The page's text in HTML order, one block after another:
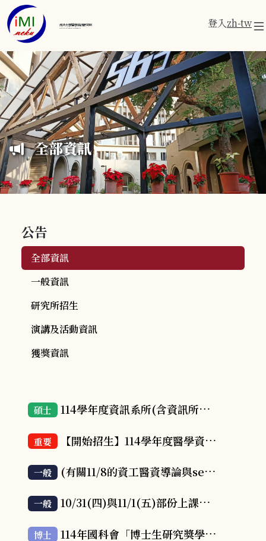
成功大學醫學資訊研究所
Institute of Medical Informatics 登入zh-tw
全部資訊
公告
全部資訊
一般資訊
研究所招生
演講及活動資訊
獲獎資訊
碩士 114學年度資訊系所(含資訊所、醫資所、人工智慧學程)碩士甄試新生報到事宜(含正備取)
重要 【開始招生】114學年度醫學資訊研究所招生簡章（113年11月27日上午9 時起至12月05日中午12時止）
一般 (有關11/8的資工醫資導論與seminar點名)11.08活動注意事項
一般 10/31(四)與11/1(五)部份上課教室調整通知
博士 114年國科會「博士生研究獎學金試辦方案」國科會甄選類別申請期限延長至11/15(五)，敬請轉知同學把握機會申請